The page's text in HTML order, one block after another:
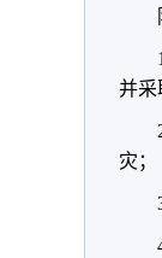
并采
灾；